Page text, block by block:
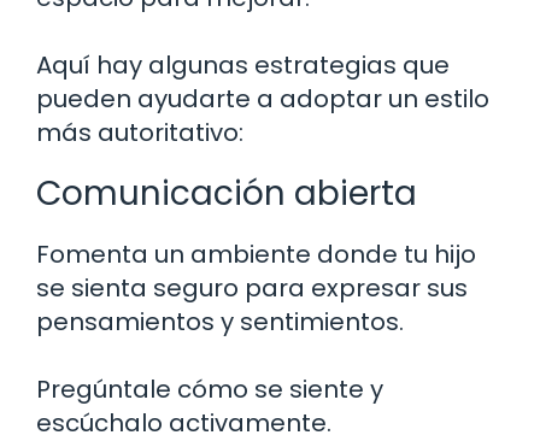
Aquí hay algunas estrategias que
pueden ayudarte a adoptar un estilo
más autoritativo:
Comunicación abierta
Fomenta un ambiente donde tu hijo
se sienta seguro para expresar sus
pensamientos y sentimientos.
Pregúntale cómo se siente y
escúchalo activamente.